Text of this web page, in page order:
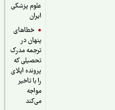
علوم پزشکی
خطاهای
پنهان در
ترجمه مدرک
تحصیلی که
پرونده اپلای
را با تاخیر